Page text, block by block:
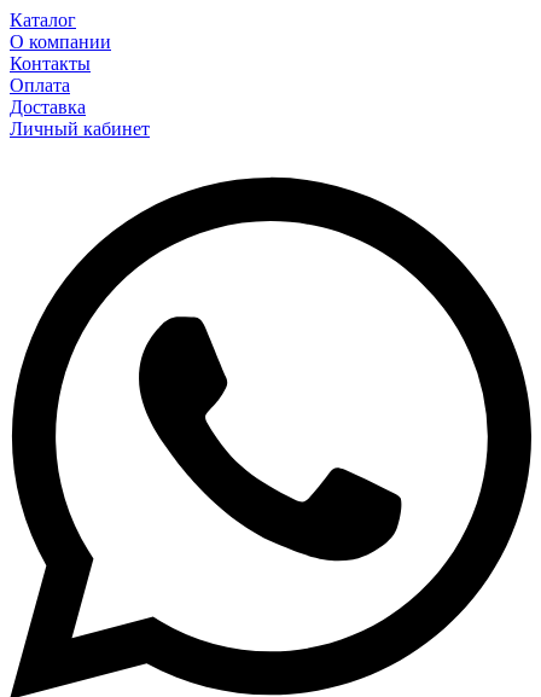
Каталог
О компании
Контакты
Оплата
Доставка
Личный кабинет